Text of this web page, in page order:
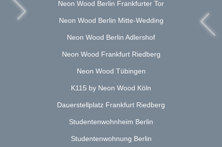
Neon Wood Berlin Frankfurter Tor
Neon Wood Berlin Mitte-Wedding
Neon Wood Berlin Adlershof
Neon Wood Frankfurt Riedberg
Neon Wood Tübingen
K115 by Neon Wood Köln
Dauerstellplatz Frankfurt Riedberg
Studentenwohnheim Berlin
Studentenwohnung Berlin